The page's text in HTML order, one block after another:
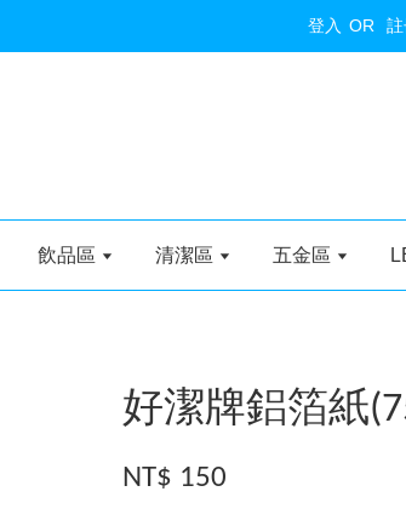
登入 OR
飲品區 清潔區 五金區
好潔牌鋁箔紙
NT$ 150